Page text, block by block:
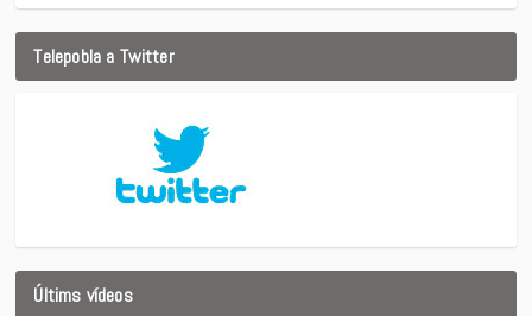
Telepobla a Twitter
Últims vídeos